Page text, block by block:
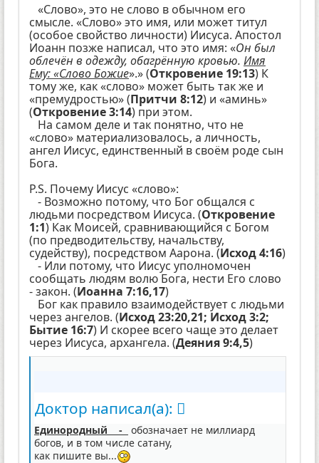
«Слово», это не слово в обычном его
смысле. «Слово» это имя, или может титул
(особое свойство личности) Иисуса. Апостол
Иоанн позже написал, что это имя: «Он был
облечён в одежду, обагрённую кровью. Имя
Ему: «Слово Божие».» (Откровение 19:13) К
тому же, как «слово» может быть так же и
«премудростью» (Притчи 8:12) и «аминь»
(Откровение 3:14) при этом.
На самом деле и так понятно, что не
«слово» материализовалось, а личность,
ангел Иисус, единственный в своём роде сын
Бога.
P.S. Почему Иисус «слово»:
- Возможно потому, что Бог общался с
людьми посредством Иисуса. (Откровение
1:1) Как Моисей, сравнивающийся с Богом
(по предводительству, начальству,
судейству), посредством Аарона. (Исход 4:16)
- Или потому, что Иисус уполномочен
сообщать людям волю Бога, нести Его слово
- закон. (Иоанна 7:16,17)
Бог как правило взаимодействует с людьми
через ангелов. (Исход 23:20,21; Исход 3:2;
Бытие 16:7) И скорее всего чаще это делает
через Иисуса, архангела. (Деяния 9:4,5)
Доктор написал(а):
Единородный -
обозначает не миллиард
богов, и в том числе сатану,
как пишите вы...